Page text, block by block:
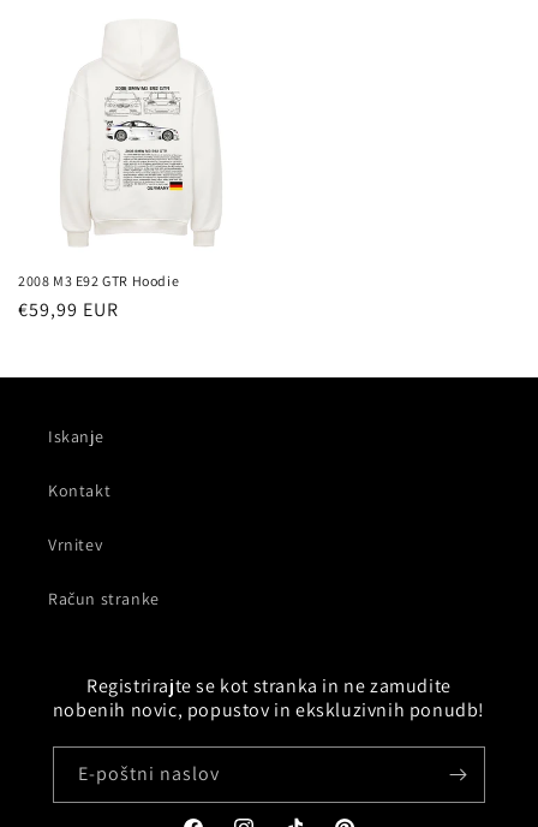
2008 M3 E92 GTR Hoodie
Redna
€59,99 EUR
Iskanje
Kontakt
Vrnitev
Račun stranke
Registrirajte se kot stranka in ne zamudite
nobenih novic, popustov in ekskluzivnih ponudb!
E-poštni naslov